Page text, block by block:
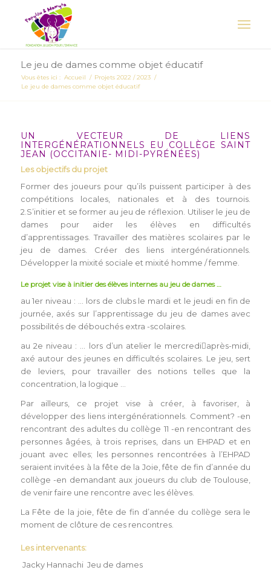
Le jeu de dames comme objet éducatif
Vous êtes ici : Accueil / Projets 2022 / 2023 /
Le jeu de dames comme objet éducatif
UN VECTEUR DE LIENS
INTERGÉNÉRATIONNELS EU COLLÈGE SAINT
JEAN (OCCITANIE- MIDI-PYRÉNÉES)
Les objectifs du projet
Former des joueurs pour qu’ils puissent participer à des
compétitions locales, nationales et à des tournois.
2.S’initier et se former au jeu de réflexion. Utiliser le jeu de
dames pour aider les élèves en difficultés
d’apprentissages. Travailler des matières scolaires par le
jeu de dames. Créer des liens intergénérationnels.
Développer la mixité sociale et mixité homme­ / femme.
Le projet vise à initier des élèves internes au jeu de dames …
au 1er niveau : … lors de clubs le mardi et le jeudi en fin de
journée, axés sur l’apprentissage du jeu de dames avec
possibilités de débouchés extra -scolaires.
au 2e niveau : … lors d’un atelier le mercredi􀆃après-midi,
axé autour des jeunes en difficultés scolaires. Le jeu, sert
de leviers, pour travailler des notions telles que la
concentration, la logique …
Par ailleurs, ce projet vise à créer, à favoriser, à
développer des liens intergénérationnels. Comment? -en
rencontrant des adultes du collège 11 -en rencontrant des
personnes âgées, à trois reprises, dans un EHPAD et en
jouant avec elles; les personnes rencontrées à l’EHPAD
seraient invitées à la fête de la Joie, fête de fin d’année du
collège -en demandant aux joueurs du club de Toulouse,
de venir faire une rencontre avec les élèves.
La Fête de la joie, fête de fin d’année du collège sera le
moment de clôture de ces rencontres.
Les intervenants:
Jacky Hannachi Jeu de dames